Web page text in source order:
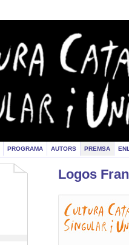
PROGRAMA AUTORS PREMSA
Logos